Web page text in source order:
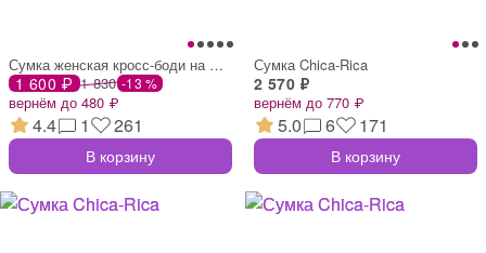
Сумка женская кросс-боди на молнии, 19×7
1 600 ₽ 1 830 -13 %
вернём до 480 ₽
4.4 1 261
В корзину
Сумка Chica-Rica
2 570 ₽
вернём до 770 ₽
5.0 6 171
В корзину